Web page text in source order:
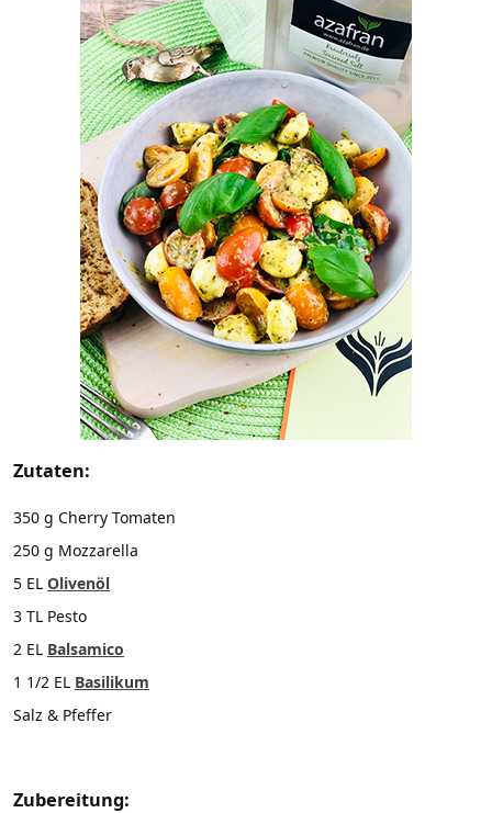
Zutaten:
350 g Cherry Tomaten
250 g Mozzarella
5 EL Olivenöl
3 TL Pesto
2 EL Balsamico
1 1/2 EL Basilikum
Salz & Pfeffer
Zubereitung: